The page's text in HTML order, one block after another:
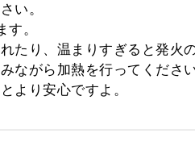
い。
。
たり、温まりすぎると発火
ながら加熱を行ってくださ
より安心ですよ。